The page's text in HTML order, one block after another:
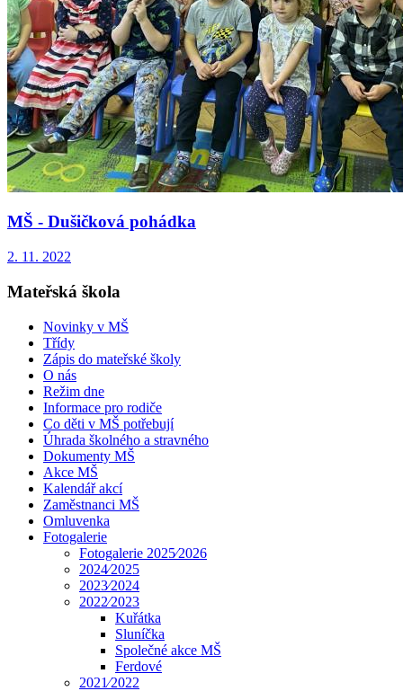
MŠ - Dušičková pohádka
2. 11. 2022
Mateřská škola
Novinky v MŠ
Třídy
Zápis do mateřské školy
O nás
Režim dne
Informace pro rodiče
Co děti v MŠ potřebují
Úhrada školného a stravného
Dokumenty MŠ
Akce MŠ
Kalendář akcí
Zaměstnanci MŠ
Omluvenka
Fotogalerie
Fotogalerie 2025⁄2026
2024⁄2025
2023⁄2024
2022⁄2023
Kuřátka
Sluníčka
Společné akce MŠ
Ferdové
2021⁄2022